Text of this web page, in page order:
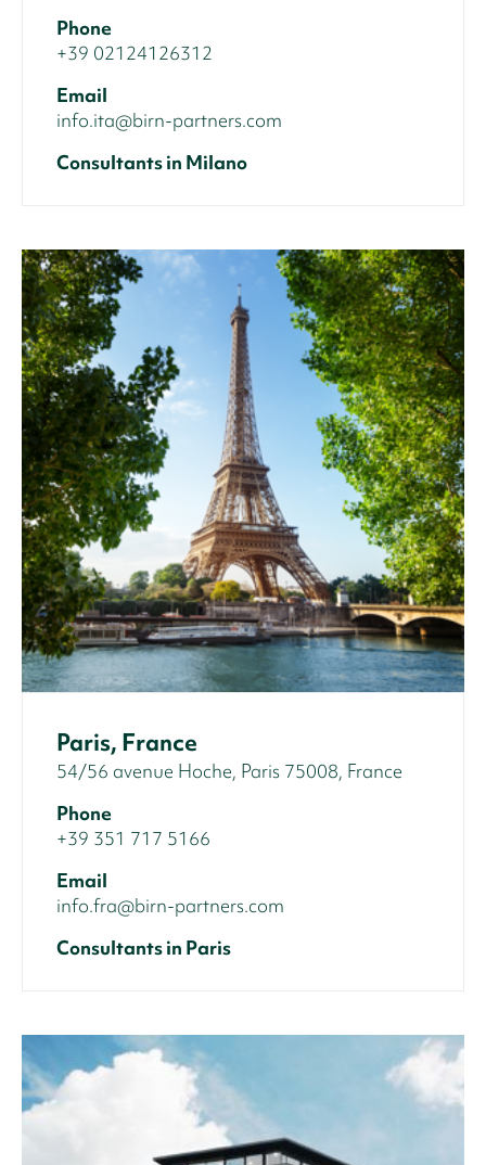
Phone
+39 02124126312
Email
info.ita@birn-partners.com
Consultants in Milano
Paris, France
54/56 avenue Hoche, Paris 75008, France
Phone
+39 351 717 5166
Email
info.fra@birn-partners.com
Consultants in Paris